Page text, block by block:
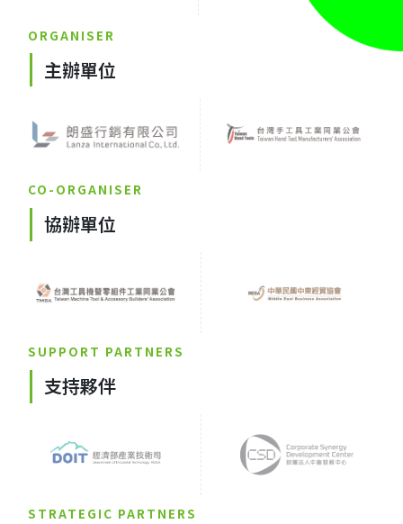
ORGANISER
主辦單位
CO-ORGANISER
協辦單位
SUPPORT PARTNERS
支持夥伴
STRATEGIC PARTNERS